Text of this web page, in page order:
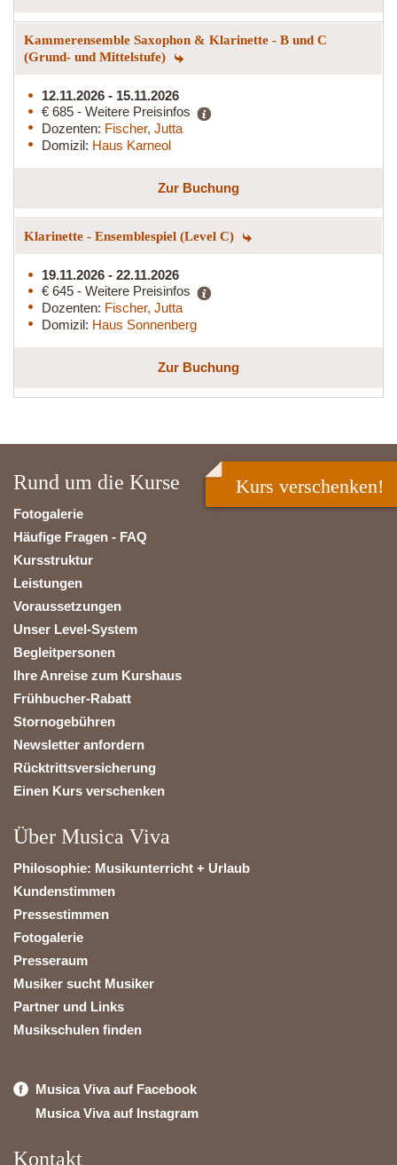
Kammerensemble Saxophon & Klarinette - B und C
(Grund- und Mittelstufe)
12.11.2026 - 15.11.2026
€ 685 - Weitere Preisinfos
Dozenten: Fischer, Jutta
Domizil: Haus Karneol
Zur Buchung
Klarinette - Ensemblespiel (Level C)
19.11.2026 - 22.11.2026
€ 645 - Weitere Preisinfos
Dozenten: Fischer, Jutta
Domizil: Haus Sonnenberg
Zur Buchung
Rund um die Kurse
Fotogalerie
Häufige Fragen - FAQ
Kursstruktur
Leistungen
Voraussetzungen
Unser Level-System
Begleitpersonen
Ihre Anreise zum Kurshaus
Frühbucher-Rabatt
Stornogebühren
Newsletter anfordern
Rücktrittsversicherung
Einen Kurs verschenken
Über Musica Viva
Philosophie: Musikunterricht + Urlaub
Kundenstimmen
Pressestimmen
Fotogalerie
Presseraum
Musiker sucht Musiker
Partner und Links
Musikschulen finden
Musica Viva auf Facebook
Musica Viva auf Instagram
Kontakt
Kurs verschenken!